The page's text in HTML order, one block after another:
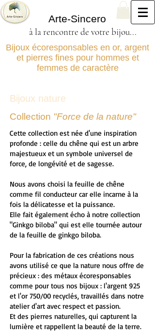
Arte-Sincero
à la rencontre de votre bijou...
Bijoux écoresponsables en or, argent
et pierres fines pour hommes et
femmes de caractère
Bijoux nature
Collection "Force de la nature"
Cette collection est née d'une inspiration
profonde : celle du chêne qui est un arbre
majestueux et un symbole universel de
force, de longévité et de sagesse.
Nous avons choisi la feuille de chêne
comme fil conducteur car elle incarne à la
fois la délicatesse et la puissance.
Elle fait également écho à notre collection
"Ginkgo biloba" qui est elle tournée autour
de la feuille de ginkgo biloba.
Pour la fabrication de ces créations nous
avons utilisé ce que la nature nous offre de
précieux : des métaux écoresponsables
comme pour tous nos bijoux : l'argent 925
et l'or 750/00 recyclés, travaillés dans notre
atelier d'art avec respect et passion.
Et des pierres naturelles, qui capturent la
lumière et rappellent la beauté de la terre.